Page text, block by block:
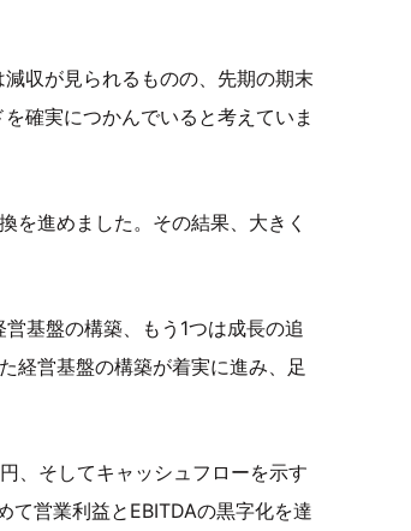
収が見られるものの、先期の期末
確実につかんでいると考えていま
を進めました。その結果、大きく
基盤の構築、もう1つは成長の追
経営基盤の構築が着実に進み、足
、そしてキャッシュフローを示す
て営業利益とEBITDAの黒字化を達